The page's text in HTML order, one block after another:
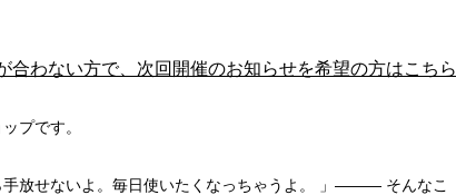
合わない方で、次回開催のお知らせを希望の方はこちら
プです。
手放せないよ。毎日使いたくなっちゃうよ。 」――― そんなこ